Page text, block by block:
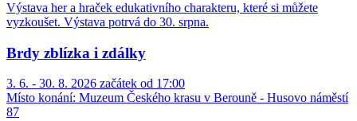
Výstava her a hraček edukativního charakteru, které si můžete
vyzkoušet. Výstava potrvá do 30. srpna.
Brdy zblízka i zdálky
3. 6. - 30. 8. 2026 začátek od 17:00
Místo konání: Muzeum Českého krasu v Berouně - Husovo náměstí
87